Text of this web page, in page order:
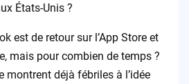
États-Unis ?
est de retour sur l’App Store et
mais pour combien de temps ?
montrent déjà fébriles à l’idée